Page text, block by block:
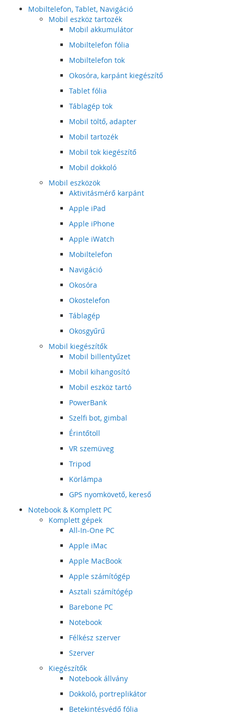
Mobiltelefon, Tablet, Navigáció
Mobil eszköz tartozék
Mobil akkumulátor
Mobiltelefon fólia
Mobiltelefon tok
Okosóra, karpánt kiegészítő
Tablet fólia
Táblagép tok
Mobil töltő, adapter
Mobil tartozék
Mobil tok kiegészítő
Mobil dokkoló
Mobil eszközök
Aktivitásmérő karpánt
Apple iPad
Apple iPhone
Apple iWatch
Mobiltelefon
Navigáció
Okosóra
Okostelefon
Táblagép
Okosgyűrű
Mobil kiegészítők
Mobil billentyűzet
Mobil kihangosító
Mobil eszköz tartó
PowerBank
Szelfi bot, gimbal
Érintőtoll
VR szemüveg
Tripod
Körlámpa
GPS nyomkövető, kereső
Notebook & Komplett PC
Komplett gépek
All-In-One PC
Apple iMac
Apple MacBook
Apple számítógép
Asztali számítógép
Barebone PC
Notebook
Félkész szerver
Szerver
Kiegészítők
Notebook állvány
Dokkoló, portreplikátor
Betekintésvédő fólia